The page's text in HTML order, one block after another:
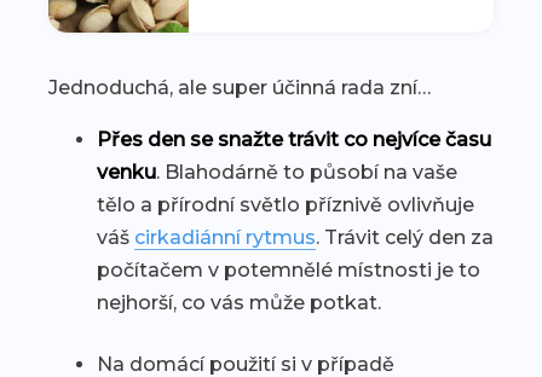
Jednoduchá, ale super účinná rada zní…
Přes den se snažte trávit co nejvíce času
venku. Blahodárně to působí na vaše
tělo a přírodní světlo příznivě ovlivňuje
váš cirkadiánní rytmus. Trávit celý den za
počítačem v potemnělé místnosti je to
nejhorší, co vás může potkat.
Na domácí použití si v případě